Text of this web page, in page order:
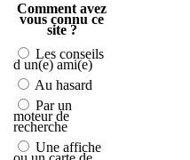
Comment avez
vous connu ce
site ?
Les conseils
d un(e) ami(e)
Au hasard
Par un
moteur de
recherche
Une affiche